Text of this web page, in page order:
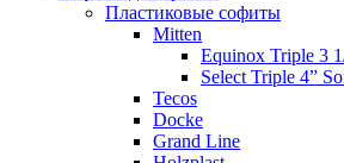
Пластиковые софиты
Mitten
Equinox Triple 3
Select Triple 4”
Tecos
Docke
Grand Line